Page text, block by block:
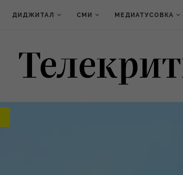
ДИДЖИТАЛ СМИ МЕДИАТУСОВКА